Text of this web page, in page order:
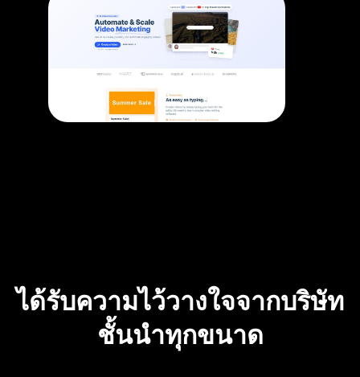
ได้รับความไว้วางใจจากบริษัท
ชั้นนำทุกขนาด